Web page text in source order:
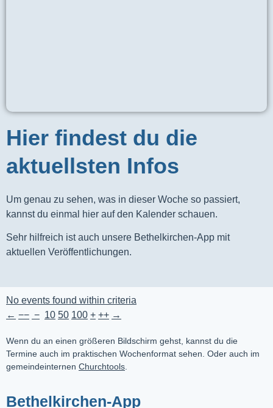
Hier findest du die
aktuellsten Infos
Um genau zu sehen, was in dieser Woche so passiert,
kannst du einmal hier auf den Kalender schauen.
Sehr hilfreich ist auch unsere Bethelkirchen-App mit
aktuellen Veröffentlichungen.
No events found within criteria
← −− − 10 50 100 + ++ →
Wenn du an einen größeren Bildschirm gehst, kannst du die
Termine auch im praktischen Wochenformat sehen. Oder auch im
gemeindeinternen Churchtools
Bethelkirchen-App